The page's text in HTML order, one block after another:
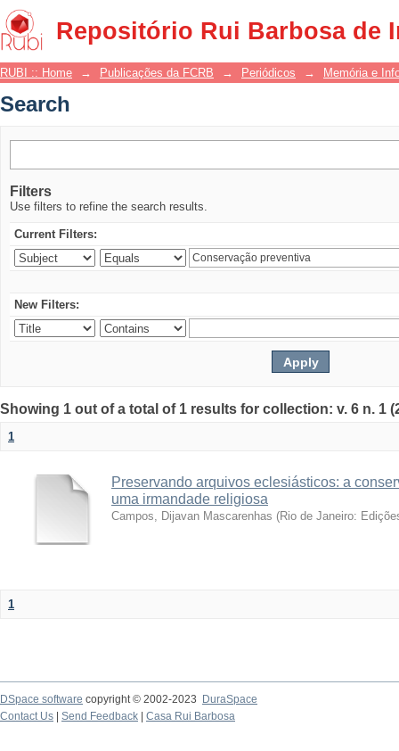
Repositório Rui Barbosa de
Search
RUBI :: Home → Publicações da FCRB → Periódicos → Memória e
Search
Filters
Use filters to refine the search results.
Current Filters:
New Filters:
Showing 1 out of a total of 1 results for collection: v. 6 n. 1
1
Preservando arquivos eclesiásticos: a
uma irmandade religiosa
Campos, Dijavan Mascarenhas (Rio de Janeiro:
1
DSpace software copyright © 2002-2023
DuraSpace
Contact Us
Send Feedback Casa Rui Barbosa